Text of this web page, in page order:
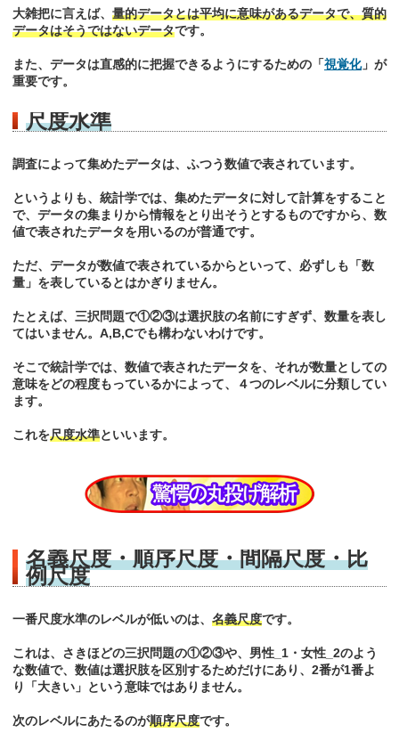
大雑把に言えば、 量的データとは平均に意味があるデータで、質的
データはそうではないデータです。
また、データは直感的に把握できるようにするための「視覚化」が
重要です。
尺度水準
調査によって集めたデータは、ふつう数値で表されています。
というよりも、統計学では、集めたデータに対して計算をすること
で、データの集まりから情報をとり出そうとするものですから、数
値で表されたデータを用いるのが普通です。
ただ、データが数値で表されているからといって、必ずしも「数
量」を表しているとはかぎりません。
たとえば、三択問題で①②③は選択肢の名前にすぎず、数量を表し
てはいません。A,B,Cでも構わないわけです。
そこで統計学では、数値で表されたデータを、それが数量としての
意味をどの程度もっているかによって、４つのレベルに分類してい
ます。
これを尺度水準といいます。
名義尺度・順序尺度・間隔尺度・比
例尺度
一番尺度水準のレベルが低いのは、 名義尺度です。
これは、さきほどの三択問題の①②③や、男性_1・女性_2のよう
な数値で、数値は選択肢を区別するためだけにあり、2番が1番よ
り「大きい」という意味ではありません。
次のレベルにあたるのが順序尺度です。